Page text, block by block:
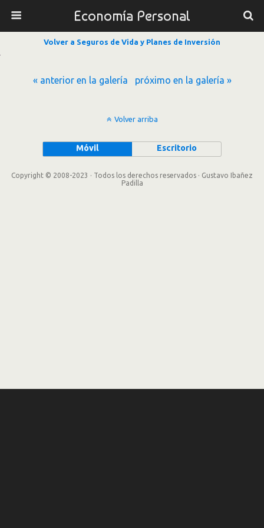
Economía Personal
Volver a Seguros de Vida y Planes de Inversión
« anterior en la galería próximo en la galería »
Volver arriba
Móvil Escritorio
Copyright © 2008-2023 · Todos los derechos reservados · Gustavo Ibañez
Padilla